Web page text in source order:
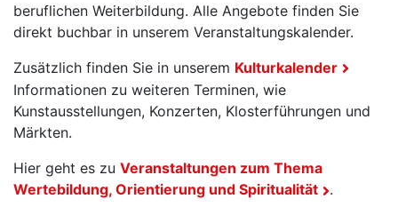
beruflichen Weiterbildung. Alle Angebote finden Sie
direkt buchbar in unserem Veranstaltungskalender.
Zusätzlich finden Sie in unserem Kulturkalender
Informationen zu weiteren Terminen, wie
Kunstausstellungen, Konzerten, Klosterführungen und
Märkten.
Hier geht es zu Veranstaltungen zum Thema
Wertebildung, Orientierung und Spiritualität
.